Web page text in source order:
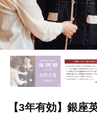
【3年有効】銀座